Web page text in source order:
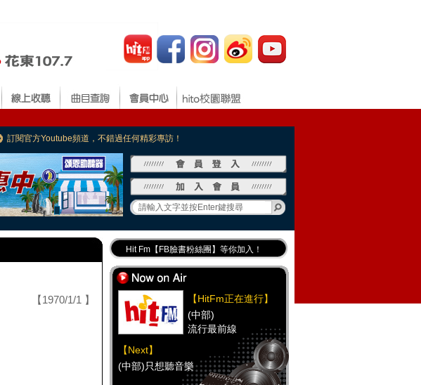
訂閱官方Youtube頻道，不錯過任何精彩專訪！
【1970/1/1 】
Hit Fm【FB臉書粉絲團】等你加入！
最專業《DJ推薦》好音樂千萬別錯過！
好康報報 最新優惠訊息都在這！
Hit Fm的【IG】新鮮又好玩快加入！
【HitFm正在進行】
(中部)
流行最前線
【Next】
(中部)只想聽音樂